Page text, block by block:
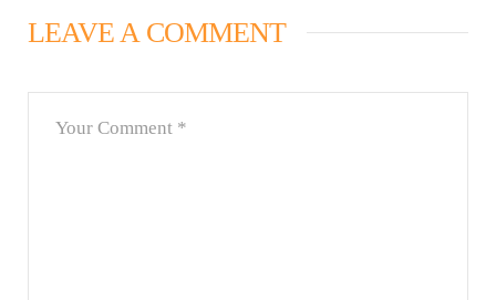
LEAVE A COMMENT